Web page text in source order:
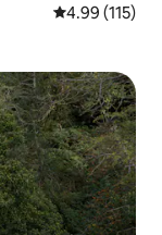
Ukadiriaji wa
4.99 (115)